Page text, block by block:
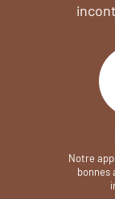
Notre
bonnes